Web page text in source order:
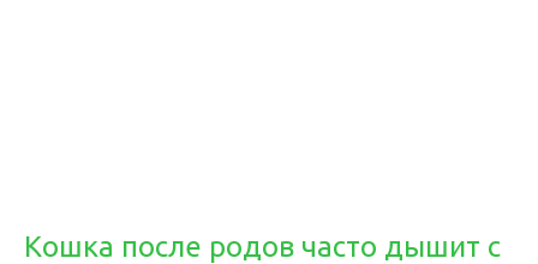
Кошка после родов часто дышит с